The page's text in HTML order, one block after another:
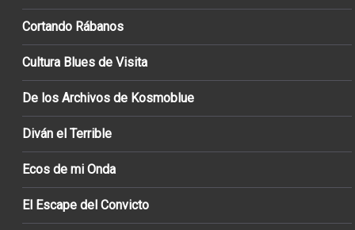
Cortando Rábanos
Cultura Blues de Visita
De los Archivos de Kosmoblue
Diván el Terrible
Ecos de mi Onda
El Escape del Convicto